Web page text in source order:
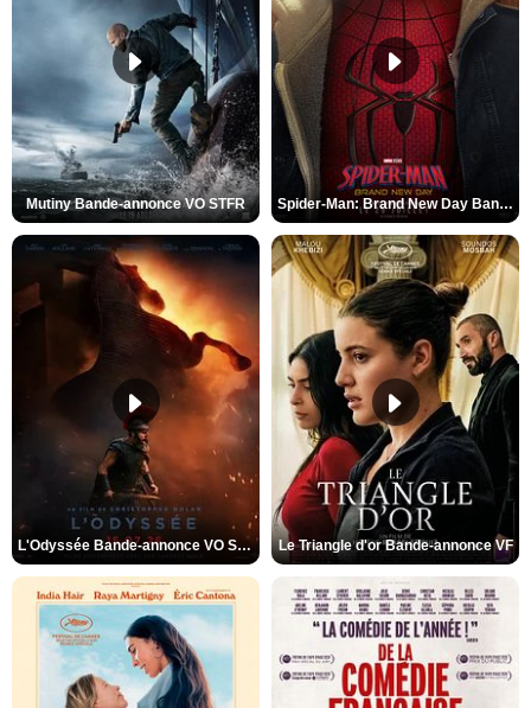
Mutiny Bande-annonce VO STFR Spider-Man: Brand New Day Bande-annonce VO STFR
L'Odyssée Bande-annonce VO STFR Le Triangle d'or Bande-annonce VF